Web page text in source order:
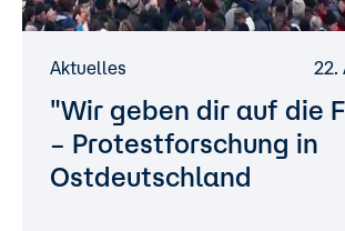
Aktuelles 22.
"Wir geben dir auf die
– Protestforschung in
Ostdeutschland